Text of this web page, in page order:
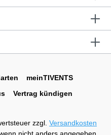
meinTIVENTS
Vertrag kündigen
zzgl. Versandkosten